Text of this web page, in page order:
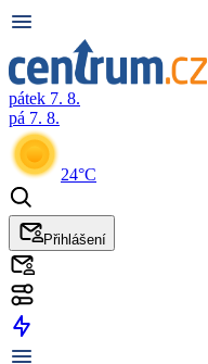
pátek 7. 8.
pá 7. 8.
24°C
Přihlášení